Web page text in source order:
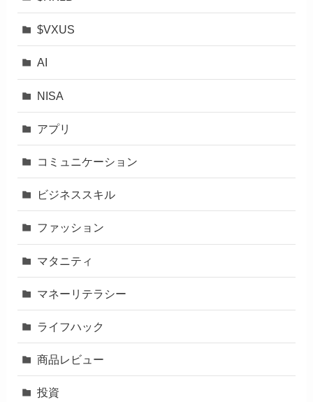
$VXUS
AI
NISA
アプリ
コミュニケーション
ビジネススキル
ファッション
マタニティ
マネーリテラシー
ライフハック
商品レビュー
投資